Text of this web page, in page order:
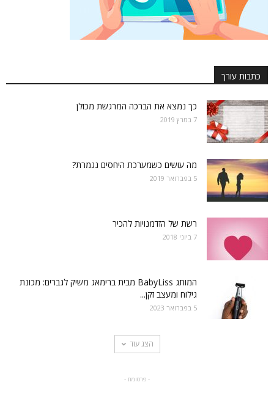
כתבות עורך
כך נמצא את הברכה המרגשת מכולן
7 במרץ 2019
מה עושים כשמערכת היחסים נגמרת?
5 בפברואר 2019
רשת של הזדמנויות להכיר
7 ביוני 2018
המותג BabyLiss מבית ברימאג משיק לגברים: מכונת
גילוח ומעצב זקן...
5 בפברואר 2023
הצג עוד
- פרסומת -